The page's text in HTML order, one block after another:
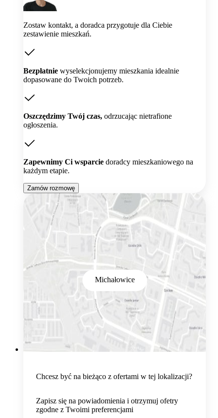
Zostaw kontakt, a doradca przygotuje dla Ciebie
zestawienie mieszkań.
Bezpłatnie wyselekcjonujemy mieszkania idealnie
dopasowane do Twoich potrzeb.
Oszczędzimy Twój czas, odrzucając nietrafione
ogłoszenia.
Zapewnimy Ci wsparcie doradcy mieszkaniowego na
każdym etapie.
Zamów rozmowę
Michałowice
Chcesz być na bieżąco z ofertami w tej lokalizacji?
Zapisz się na powiadomienia i otrzymuj ofetry
zgodne z Twoimi preferencjami